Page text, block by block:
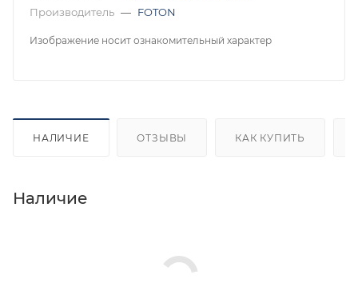
Производитель — FOTON
Изображение носит ознакомительный характер
НАЛИЧИЕ ОТЗЫВЫ КАК КУПИТЬ
Наличие